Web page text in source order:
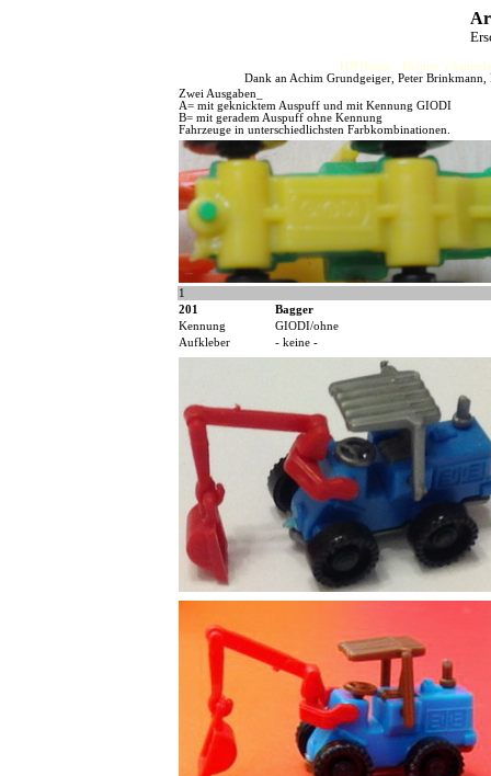
HJFHenze - Helmut´s
Dank an Achim Grundgeiger, Peter
Zwei Ausgaben_
A= mit geknicktem Auspuff und mit Kennung GIODI
B= mit geradem Auspuff ohne Kennung
Fahrzeuge in unterschiedlichsten Farbkombinationen.
1
201
Bagger
Kennung
GIODI/ohne
Aufkleber
- keine -